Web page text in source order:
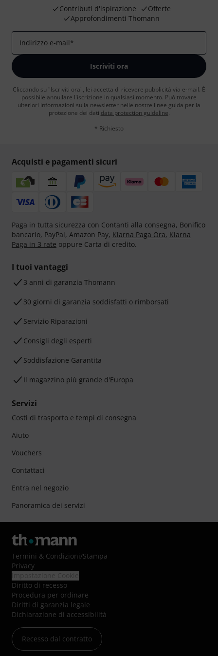
Contributi d'ispirazione
Offerte
Approfondimenti Thomann
Indirizzo e-mail*
Iscriviti ora
Cliccando su "Iscriviti ora", lei accetta di ricevere pubblicità via e-mail. È
possibile annullare l'iscrizione in qualsiasi momento. Può trovare
ulteriori informazioni sulla newsletter nelle nostre linee guida per la
protezione dei dati data protection guideline.
* Richiesto
Acquisti e pagamenti sicuri
Paga in tutta sicurezza con Contanti alla consegna, Bonifico
bancario, PayPal, Amazon Pay, Klarna Paga Ora, Klarna
Paga in 3 rate oppure Carta di credito.
I tuoi vantaggi
3 anni di garanzia Thomann
30 giorni di garanzia soddisfatti o rimborsati
Servizio Riparazioni
Consigli degli esperti
Soddisfazione Garantita
Il magazzino più grande d'Europa
Servizi
Costi di trasporto e tempi di consegna
Aiuto
Vouchers
Contattaci
Entra nel negozio
Panoramica dei servizi
Termini & Condizioni/Stampa
Privacy
Diritto di recesso
Procedura per ordinare
Diritti di garanzia legale
Dichiarazione di accessibilità
Recesso dal contratto